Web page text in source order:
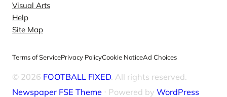
Visual Arts
Help
Site Map
Terms of ServicePrivacy PolicyCookie NoticeAd Choices
© 2026 FOOTBALL FIXED. All rights reserved.
Newspaper FSE Theme ⋅ Powered by WordPress